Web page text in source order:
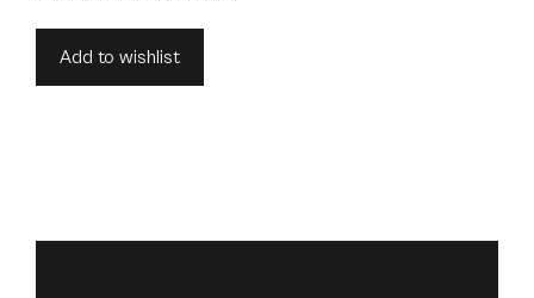
Add to wishlist